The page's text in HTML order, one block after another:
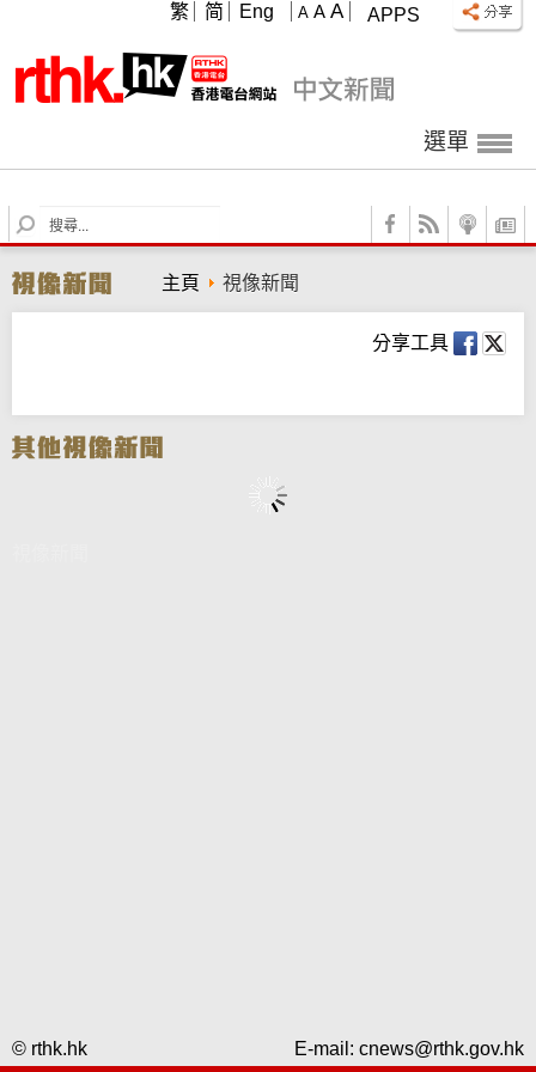
APPS
A A A
繁 简 Eng
選單
S
e
r
c
主頁 視像新聞
分享工具
© rthk.hk E-mail: cnews@rthk.gov.hk